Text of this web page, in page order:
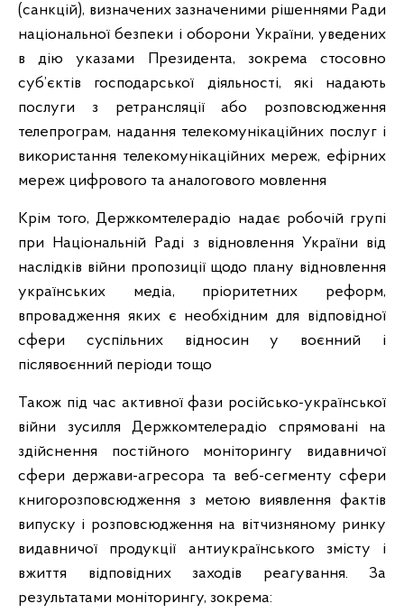
(санкцій), визначених зазначеними рішеннями Ради
національної безпеки і оборони України, уведених
в дію указами Президента, зокрема стосовно
суб’єктів господарської діяльності, які надають
послуги з ретрансляції або розповсюдження
телепрограм, надання телекомунікаційних послуг і
використання телекомунікаційних мереж, ефірних
мереж цифрового та аналогового мовлення
Крім того, Держкомтелерадіо надає робочій групі
при Національній Раді з відновлення України від
наслідків війни пропозиції щодо плану відновлення
українських медіа, пріоритетних реформ,
впровадження яких є необхідним для відповідної
сфери суспільних відносин у воєнний і
післявоєнний періоди тощо
Також під час активної фази російсько-української
війни зусилля Держкомтелерадіо спрямовані на
здійснення постійного моніторингу видавничої
сфери держави-агресора та веб-сегменту сфери
книгорозповсюдження з метою виявлення фактів
випуску і розповсюдження на вітчизняному ринку
видавничої продукції антиукраїнського змісту і
вжиття відповідних заходів реагування. За
результатами моніторингу, зокрема: